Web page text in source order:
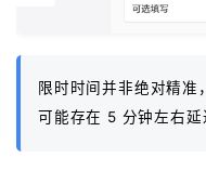
限时时间并非绝对精准
可能存在 5 分钟左右延